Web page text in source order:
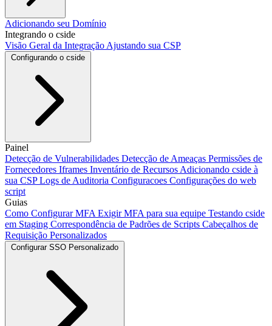
PCI DSS / PCI ShieldGDPR
Adicionando seu Domínio
Integrando o cside
Visão Geral da Integração Ajustando sua CSP
Configurando o cside
Adicionando nosso script
ViteIntegração CLIUsando Salesforce LightningFramerWebflow
Configuração do Modo de EscaneamentoAdicionar cside com IA
Automatizações de Crawler
Painel
Detecção de Vulnerabilidades Detecção de Ameaças Permissões de
Fornecedores Iframes Inventário de Recursos Adicionando cside à
sua CSPLogs de Auditoria Configuracoes Configurações do web
script
Guias
Como Configurar MFA Exigir MFA para sua equipe Testando cside
em Staging Correspondência de Padrões de Scripts Cabeçalhos de
Requisição Personalizados
Configurar SSO Personalizado